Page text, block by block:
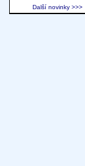
Další novinky >>>